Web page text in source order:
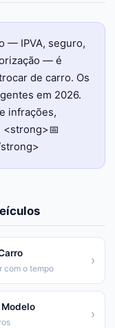
— IPVA, seguro,
— é
de carro. Os
em 2026.
infrações,
<strong>📅
com o tempo
›
›